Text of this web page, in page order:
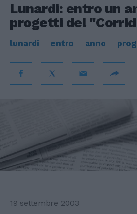
Lunardi: entro un
progetti del
lunardi entro anno
19 settembre 2003